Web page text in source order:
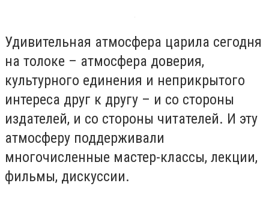
Удивительная атмосфера царила сегодня
на толоке – атмосфера доверия,
культурного единения и неприкрытого
интереса друг к другу – и со стороны
издателей, и со стороны читателей. И эту
атмосферу поддерживали
многочисленные мастер-классы, лекции,
фильмы, дискуссии.